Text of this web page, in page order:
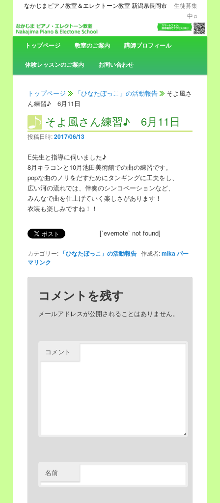
なかじまピアノ教室＆エレクトーン教室 新潟県長岡市
生徒募集
中♫
メ
イ
ン
コ
ン
テ
ン
ツ
移
動
サ
ブ
コ
ン
テ
ン
ツ
へ
動
トップページ 教室のご案内 講師プロフィール
体験レッスンのご案内 お問い合わせ
トップページ 「ひなたぼっこ」の活動報告
そよ風さ
ん練習♪ 6月11日
そよ風さん練習♪ 6月11日
投稿日時:2017/06/13
E先生と指導に伺いました♪
8月キラコンと10月池田美術館での曲の練習です。
popな曲のノリをだすためにタンギングに工夫をし、
広い河の流れでは、伴奏のシンコペーションなど、
みんなで曲を仕上げていく楽しさがあります！
衣装も楽しみですね！！
[`evernote` not found]
カテゴリー: 「ひなたぼっこ」の活動報告 作成者:mikaパー
マリンク
コメントを残す
メールアドレスが公開されることはありません。
コメント
名前